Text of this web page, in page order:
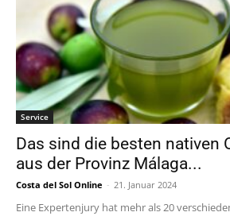
Service
Das sind die besten nativen
aus der Provinz Málaga...
Costa del Sol Online - 21. Januar 2024
Eine Expertenjury hat mehr als 20